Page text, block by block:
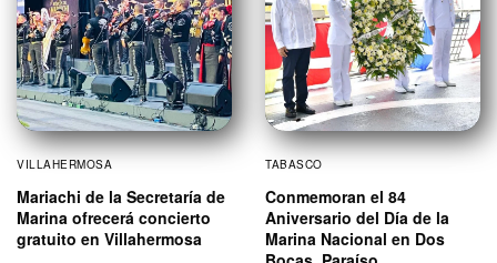
VILLAHERMOSA
Mariachi de la Secretaría de
Marina ofrecerá concierto
gratuito en Villahermosa
TABASCO
Conmemoran el 84
Aniversario del Día de la
Marina Nacional en Dos